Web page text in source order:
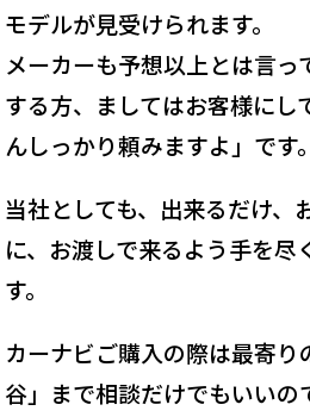
モデルが見受けられます。
メーカーも予想以上とは言
する方、ましてはお客様にし
んしっかり頼みますよ」です。
当社としても、出来るだけ、
に、お渡しで来るよう手を尽
す。
カーナビご購入の際は最寄り
谷」まで相談だけでもいいの